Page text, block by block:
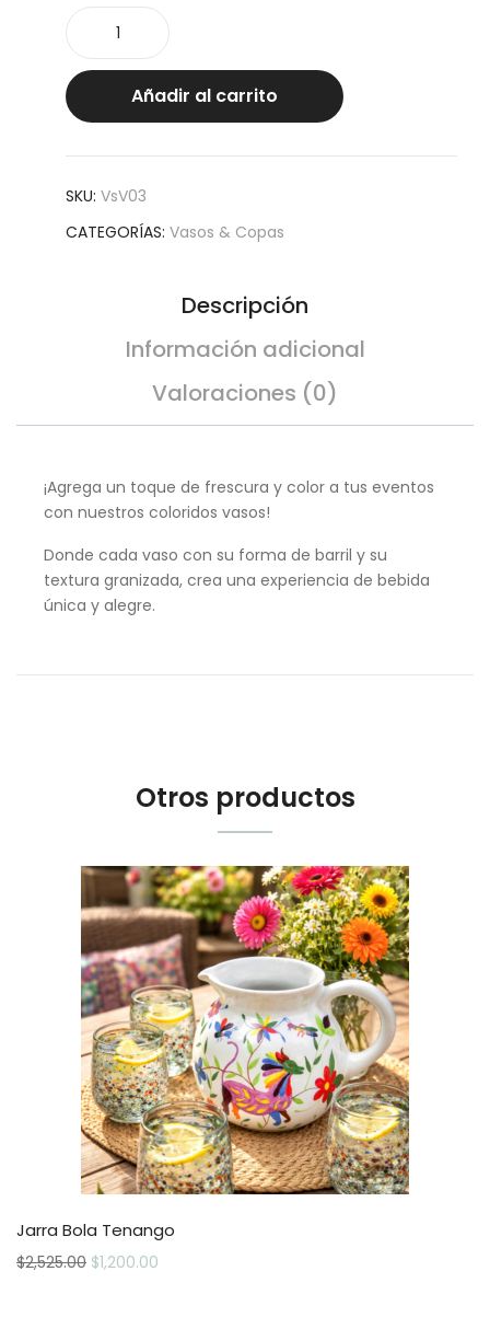
barril
granizado
G
cantidad
Añadir al carrito
SKU: VsV03
CATEGORÍAS: Vasos & Copas
Descripción
Información adicional
Valoraciones (0)
¡Agrega un toque de frescura y color a tus eventos
con nuestros coloridos vasos!
Donde cada vaso con su forma de barril y su
textura granizada, crea una experiencia de bebida
única y alegre.
Otros productos
Jarra Bola Tenango
$2,525.00 $1,200.00